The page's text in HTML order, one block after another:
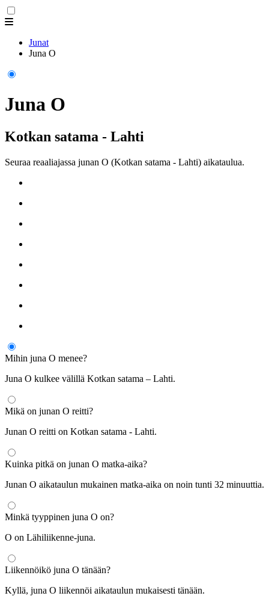
Junat
Juna O
Juna O
Kotkan satama - Lahti
Seuraa reaaliajassa junan O (Kotkan satama - Lahti) aikataulua.
Mihin juna O menee?
Juna O kulkee välillä Kotkan satama – Lahti.
Mikä on junan O reitti?
Junan O reitti on Kotkan satama - Lahti.
Kuinka pitkä on junan O matka-aika?
Junan O aikataulun mukainen matka-aika on noin tunti 32 minuuttia.
Minkä tyyppinen juna O on?
O on Lähiliikenne-juna.
Liikennöikö juna O tänään?
Kyllä, juna O liikennöi aikataulun mukaisesti tänään.